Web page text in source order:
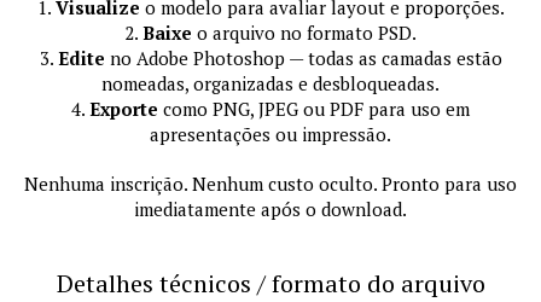
1. Visualize o modelo para avaliar layout e proporções.
2. Baixe o arquivo no formato PSD.
3. Edite no Adobe Photoshop — todas as camadas estão
nomeadas, organizadas e desbloqueadas.
4. Exporte como PNG, JPEG ou PDF para uso em
apresentações ou impressão.
Nenhuma inscrição. Nenhum custo oculto. Pronto para uso
imediatamente após o download.
Detalhes técnicos / formato do arquivo